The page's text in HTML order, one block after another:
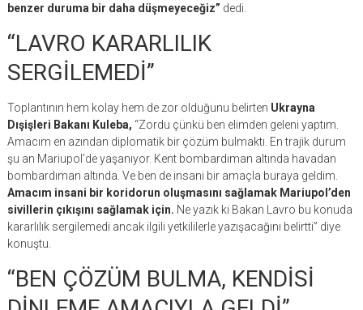
benzer duruma bir daha düşmeyeceğiz” dedi.
“LAVRO KARARLILIK
SERGİLEMEDİ”
Toplantının hem kolay hem de zor olduğunu belirten Ukrayna
Dışişleri Bakanı Kuleba, “Zordu çünkü ben elimden geleni yaptım.
Amacım en azından diplomatik bir çözüm bulmaktı. En trajik durum
şu an Mariupol’de yaşanıyor. Kent bombardıman altında havadan
bombardıman altında. Ve ben de insani bir amaçla buraya geldim.
Amacım insani bir koridorun oluşmasını sağlamak Mariupol’den
sivillerin çıkışını sağlamak için. Ne yazık ki Bakan Lavro bu konuda
kararlılık sergilemedi ancak ilgili yetkililerle yazışacağını belirtti” diye
konuştu.
“BEN ÇÖZÜM BULMA, KENDİSİ